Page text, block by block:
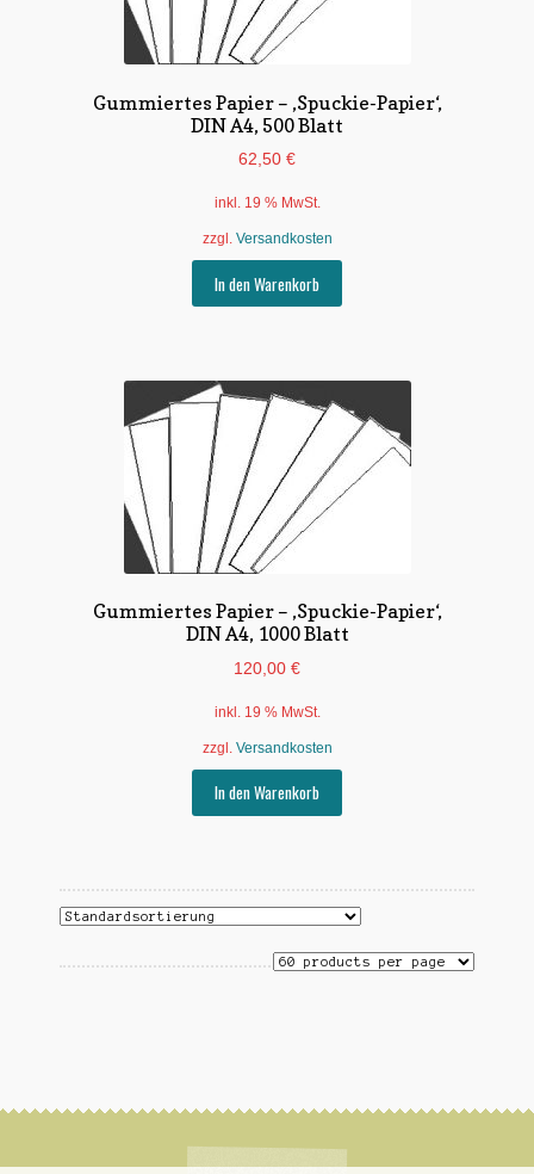
Gummiertes Papier – ‚Spuckie-Papier‘,
DIN A4, 500 Blatt
62,50 €
inkl. 19 % MwSt.
zzgl. Versandkosten
In den Warenkorb
Gummiertes Papier – ‚Spuckie-Papier‘,
DIN A4, 1000 Blatt
120,00 €
inkl. 19 % MwSt.
zzgl. Versandkosten
In den Warenkorb